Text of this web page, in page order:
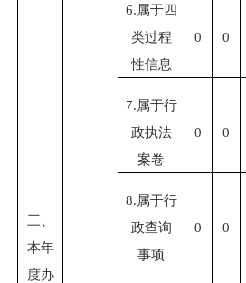
三、
本年
度办
6.属于四
类过程
性信息
0 0
7.属于行
政执法
案卷
0 0
8.属于行
政查询
事项
0 0